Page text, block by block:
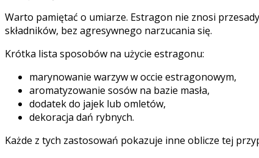
Warto pamiętać o umiarze. Estragon nie znosi
składników, bez agresywnego narzucania się.
Krótka lista sposobów na użycie estragonu:
marynowanie warzyw w occie estragonowym,
aromatyzowanie sosów na bazie masła,
dodatek do jajek lub omletów,
dekoracja dań rybnych.
Każde z tych zastosowań pokazuje inne oblicze tej